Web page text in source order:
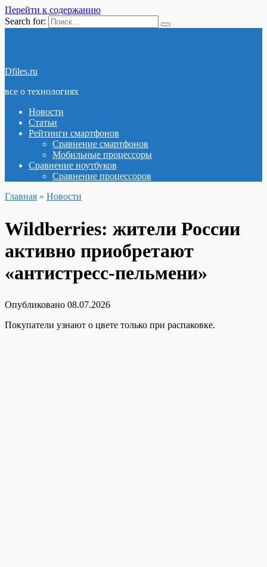
Перейти к содержанию
Search for:
Dfiles.ru
все о технологиях
Новости
Статьи
Рейтинги смартфонов
Сравнение смартфонов
Мобильные процессоры
Сравнение ноутбуков
Сравнение процессоров
Главная » Новости
Wildberries: жители России
активно приобретают
«антистресс-пельмени»
Опубликовано 08.07.2026
Покупатели узнают о цвете только при распаковке.